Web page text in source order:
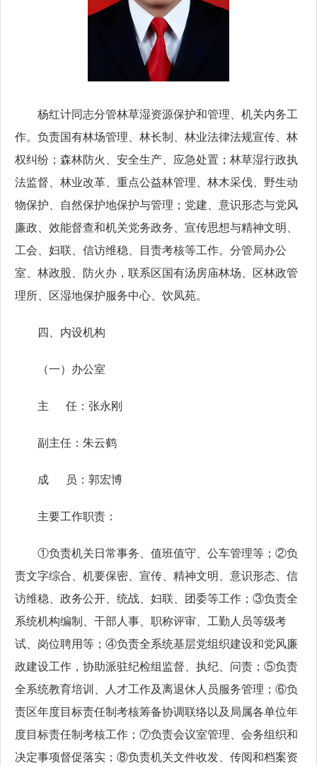
杨红计同志分管林草湿资源保护和管理、机关内务工
作。负责国有林场管理、林长制、林业法律法规宣传、林
权纠纷；森林防火、安全生产、应急处置；林草湿行政执
法监督、林业改革、重点公益林管理、林木采伐、野生动
物保护、自然保护地保护与管理；党建、意识形态与党风
廉政、效能督查和机关党务政务、宣传思想与精神文明、
工会、妇联、信访维稳、目责考核等工作。分管局办公
室、林政股、防火办，联系区国有汤房庙林场、区林政管
理所、区湿地保护服务中心、饮凤苑。
四、内设机构
（一）办公室
主 任：张永刚
副主任：朱云鹤
成 员：郭宏博
主要工作职责：
①负责机关日常事务、值班值守、公车管理等；②负
责文字综合、机要保密、宣传、精神文明、意识形态、信
访维稳、政务公开、统战、妇联、团委等工作；③负责全
系统机构编制、干部人事、职称评审、工勤人员等级考
试、岗位聘用等；④负责全系统基层党组织建设和党风廉
政建设工作，协助派驻纪检组监督、执纪、问责；⑤负责
全系统教育培训、人才工作及离退休人员服务管理；⑥负
责区年度目标责任制考核筹备协调联络以及局属各单位年
度目标责任制考核工作；⑦负责会议室管理、会务组织和
决定事项督促落实；⑧负责机关文件收发、传阅和档案资